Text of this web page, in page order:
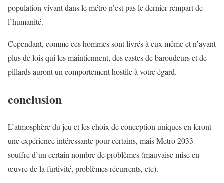
population vivant dans le métro n’est pas le dernier rempart de
l’humanité.
Cependant, comme ces hommes sont livrés à eux même et n’ayant
plus de lois qui les maintiennent, des castes de baroudeurs et de
pillards auront un comportement hostile à votre égard.
conclusion
L’atmosphère du jeu et les choix de conception uniques en feront
une expérience intéressante pour certains, mais Metro 2033
souffre d’un certain nombre de problèmes (mauvaise mise en
œuvre de la furtivité, problèmes récurrents, etc).